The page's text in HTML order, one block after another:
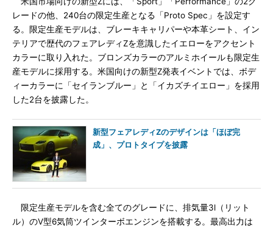
レードの他、240台の限定生産となる「Proto Spec」を設定す
る。限定生産モデルは、ブレーキキャリパーや本革シート、イン
テリアで歴代のフェアレディZを意識したイエローをアクセント
カラーに取り入れた。ブロンズカラーのアルミホイールも限定生
産モデルに採用する。米国向けの新型Z発表イベントでは、ボデ
ィーカラーに「セイランブルー」と「イカズチイエロー」を採用
した2台を披露した。
新型フェアレディZのデザインは「ほぼ完
成」、プロトタイプを披露
限定生産モデルを含む全てのグレードに、排気量3l（リット
ル）のV型6気筒ツインターボエンジンを搭載する。最高出力は